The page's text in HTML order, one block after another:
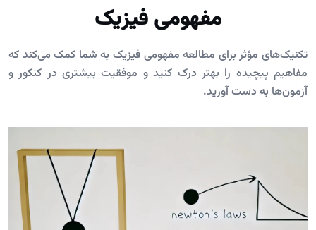
مفهومی فیزیک
تکنیک‌های مؤثر برای مطالعه مفهومی فیزیک به شما کمک می‌کند که
مفاهیم پیچیده را بهتر درک کنید و موفقیت بیشتری در کنکور و
آزمون‌ها به دست آورید.